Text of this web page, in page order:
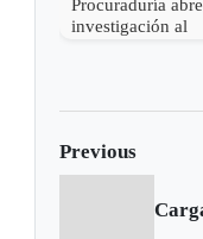
Procuraduría abre
investigación al
política
Previous